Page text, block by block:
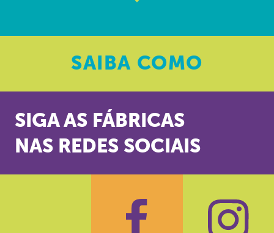
SAIBA COMO
SIGA AS FÁBRICAS
NAS REDES SOCIAIS